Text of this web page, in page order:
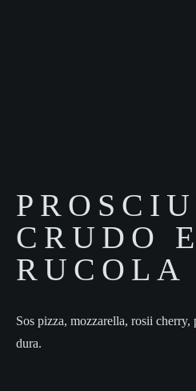
CRUDO E
RUCOLA
Sos pizza, mozzarella, rosii
dura.